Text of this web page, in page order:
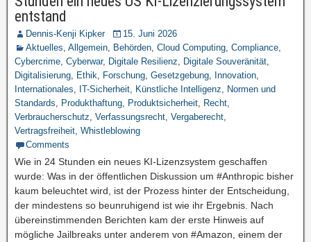
entstand
Dennis-Kenji Kipker
15. Juni 2026
Aktuelles, Allgemein, Behörden, Cloud Computing, Compliance,
Cybercrime, Cyberwar, Digitale Resilienz, Digitale Souveränität,
Digitalisierung, Ethik, Forschung, Gesetzgebung, Innovation,
Internationales, IT-Sicherheit, Künstliche Intelligenz, Normen und
Standards, Produkthaftung, Produktsicherheit, Recht,
Verbraucherschutz, Verfassungsrecht, Vergaberecht,
Vertragsfreiheit, Whistleblowing
Comments
Wie in 24 Stunden ein neues KI-Lizenzsystem geschaffen
wurde: Was in der öffentlichen Diskussion um #Anthropic bisher
kaum beleuchtet wird, ist der Prozess hinter der Entscheidung,
der mindestens so beunruhigend ist wie ihr Ergebnis. Nach
übereinstimmenden Berichten kam der erste Hinweis auf
mögliche Jailbreaks unter anderem von #Amazon, einem der